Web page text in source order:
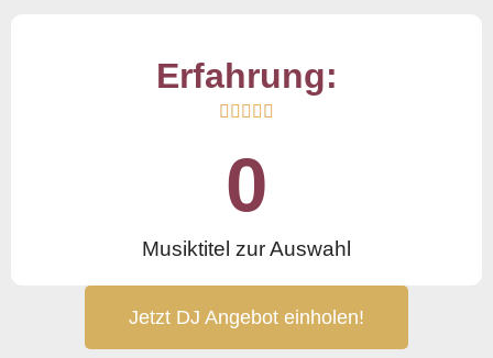
Erfahrung:
    
Musiktitel zur Auswahl
0
Jetzt DJ Angebot einholen!